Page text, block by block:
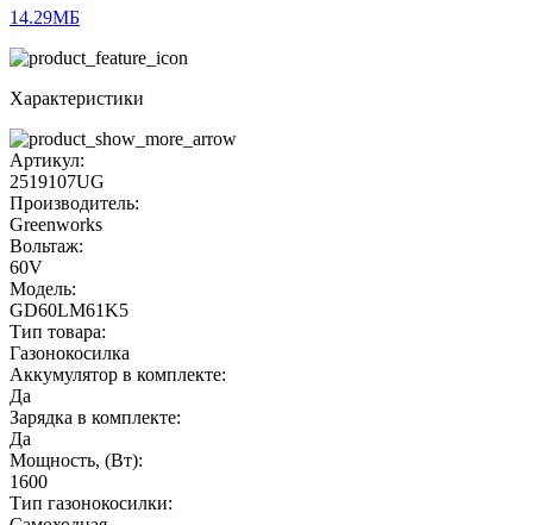
14.29МБ
Характеристики
Артикул:
2519107UG
Производитель:
Greenworks
Вольтаж:
60V
Модель:
GD60LM61K5
Тип товара:
Газонокосилка
Аккумулятор в комплекте:
Да
Зарядка в комплекте:
Да
Мощность, (Вт):
1600
Тип газонокосилки: